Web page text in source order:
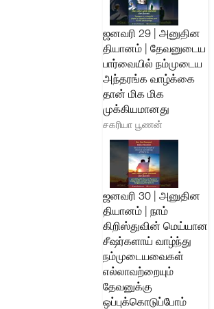
ஜனவரி 29 | அனுதின
தியானம் | தேவனுடைய
பார்வையில் நம்முடைய
அந்தரங்க வாழ்க்கை
தான் மிக மிக
முக்கியமானது
சகரியா பூணன்
ஜனவரி 30 | அனுதின
தியானம் | நாம்
கிறிஸ்துவின் மெய்யான
சீஷர்களாய் வாழ்ந்து
நம்முடையவைகள்
எல்லாவற்றையும்
தேவனுக்கு
ஒப்புக்கொடுப்போம்